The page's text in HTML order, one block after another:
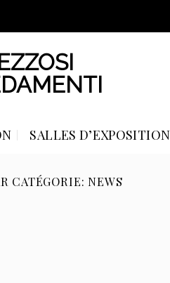
SALLES D’EXPOSITION
CATÉGORIE: NEWS